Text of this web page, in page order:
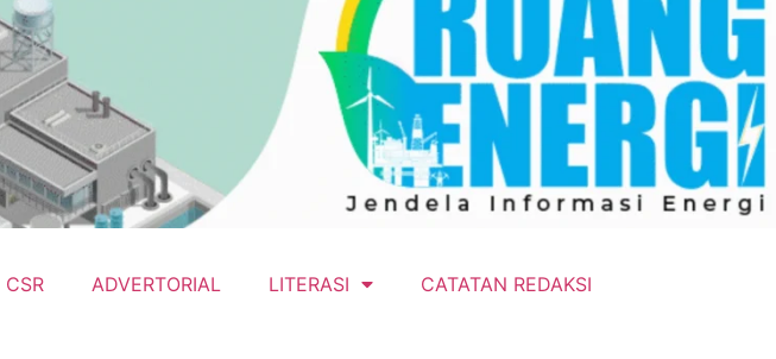
CSR ADVERTORIAL LITERASI CATATAN REDAKSI